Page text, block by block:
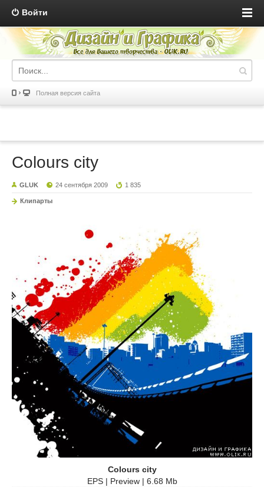
Войти
Полная версия сайта
Colours city
GLUK 24 сентября 2009 1 835
Клипарты
Colours city
EPS | Preview | 6.68 Mb